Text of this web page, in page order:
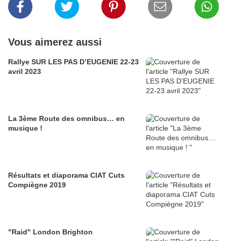
Vous aimerez aussi
Rallye SUR LES PAS D’EUGENIE 22-23
avril 2023
La 3ème Route des omnibus… en
musique !
Résultats et diaporama CIAT Cuts
Compiègne 2019
"Raid" London Brighton